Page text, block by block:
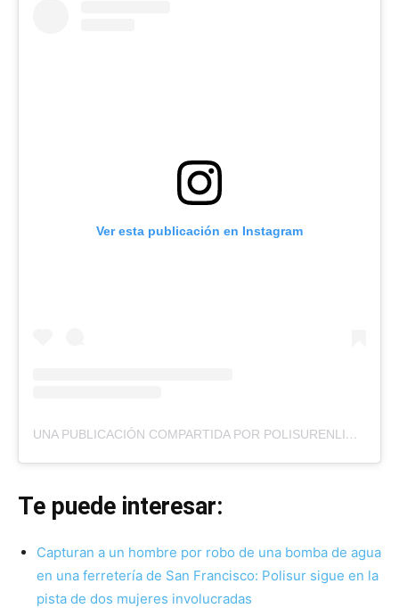
Ver esta publicación en Instagram
UNA PUBLICACIÓN COMPARTIDA POR POLISURENLINEA (@POLISURENLINEA)
Te puede interesar:
Capturan a un hombre por robo de una bomba de agua
en una ferretería de San Francisco: Polisur sigue en la
pista de dos mujeres involucradas